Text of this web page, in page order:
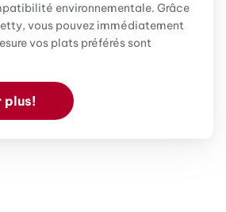
environnementale. Grâce
vous pouvez immédiatement
vos plats préférés sont
plus!